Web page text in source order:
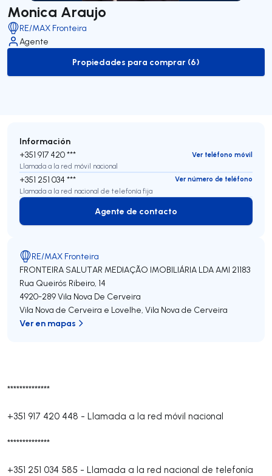
Monica Araujo
RE/MAX Fronteira
Agente
to-buy-listing
Propiedades para comprar (6)
**************
+351 917 420 448 - Llamada a la red móvil nacional
**************
+351 251 034 585 - Llamada a la red nacional de telefonía
Información
+351 917 420 ***
Ver teléfono móvil
Llamada a la red móvil nacional
+351 251 034 ***
Ver número de teléfono
Llamada a la red nacional de telefonía fija
Agente de contacto
Agente de contacto
RE/MAX Fronteira
FRONTEIRA SALUTAR MEDIAÇÃO IMOBILIÁRIA LDAAMI 21183
Rua Queirós Ribeiro, 14
4920-289Vila Nova De Cerveira
Vila Nova de Cerveira e Lovelhe, Vila Nova de Cerveira
Ver en mapas